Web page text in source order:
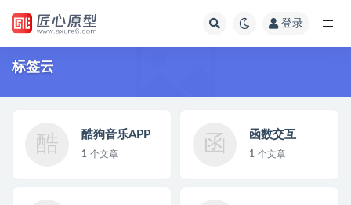
登录
标签云
酷 酷狗音乐APP
1 个文章 函 函数交互
1 个文章